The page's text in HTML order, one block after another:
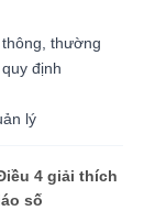
thường
định
lý
4 giải thích
số